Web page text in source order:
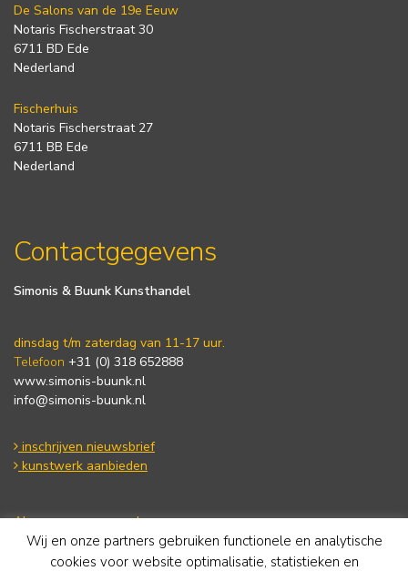
De Salons van de 19e Eeuw
Notaris Fischerstraat 30
6711 BD Ede
Nederland
Fischerhuis
Notaris Fischerstraat 27
6711 BB Ede
Nederland
Contactgegevens
Simonis & Buunk Kunsthandel
dinsdag t/m zaterdag van 11-17 uur.
Telefoon +31 (0) 318 652888
www.simonis-buunk.nl
info@simonis-buunk.nl
inschrijven nieuwsbrief
kunstwerk aanbieden
Algemene voorwaarden
Privacy statement
Cookie Policy
Wij en onze partners gebruiken functionele en analytische
cookies voor website optimalisatie, statistieken en